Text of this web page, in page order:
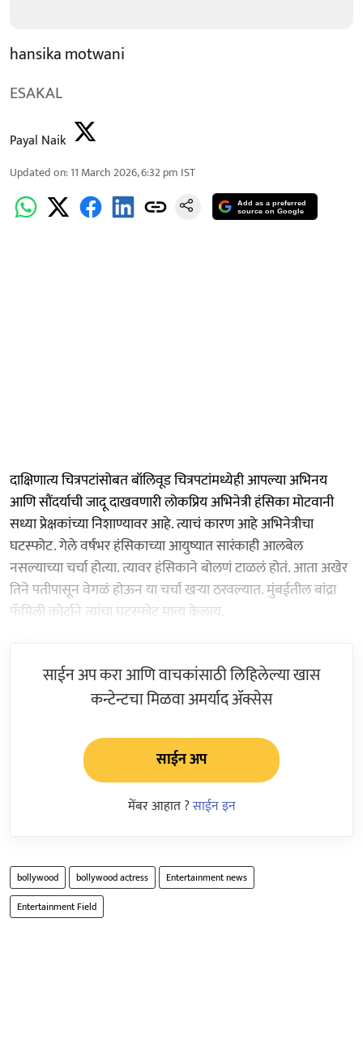
hansika motwani
ESAKAL
Payal Naik
Updated on:11 March 2026, 6:32 pm IST
Add as a preferred
source on Google
दाक्षिणात्य चित्रपटांसोबत बॉलिवूड चित्रपटांमध्येही आपल्या अभिनय
आणि सौंदर्याची जादू दाखवणारी लोकप्रिय अभिनेत्री हंसिका मोटवानी
सध्या प्रेक्षकांच्या निशाण्यावर आहे. त्याचं कारण आहे अभिनेत्रीचा
घटस्फोट. गेले वर्षभर हंसिकाच्या आयुष्यात सारंकाही आलबेल
नसल्याच्या चर्चा होत्या. त्यावर हंसिकाने बोलणं टाळलं होतं. आता अखेर
तिने पतीपासून वेगळं होऊन या चर्चा खऱ्या ठरवल्यात. मुंबईतील बांद्रा
फॅमिली कोर्टाने त्यांचा घटस्फोट मान्य केलाय.
साईन अप करा आणि वाचकांसाठी लिहिलेल्या खास
कन्टेन्टचा मिळवा अमर्याद ॲक्सेस
साईन अप
मेंबर आहात ?साईन इन
bollywood bollywood actress
Entertainment news
Entertainment Field